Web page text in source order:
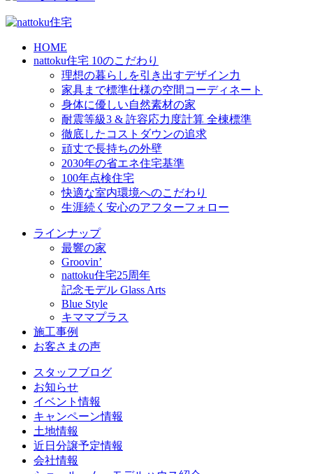
HOME
nattoku住宅 10のこだわり
理想の暮らしを引き出すデザイン力
家具まで標準仕様の空間コーディネート
身体に優しい自然素材の家
耐震等級3 & 許容応力度計算 全棟標準
徹底したコストダウンの追求
頑丈で長持ちの外壁
2030年の省エネ住宅基準
100年点検住宅
快適な室内環境へのこだわり
生涯続く安心のアフターフォロー
ラインナップ
最響の家
Groovin’
nattoku住宅25周年
記念モデル Glass Arts
Blue Style
キママプラス
施工事例
お客さまの声
スタッフブログ
お知らせ
イベント情報
キャンペーン情報
土地情報
近日分譲予定情報
会社情報